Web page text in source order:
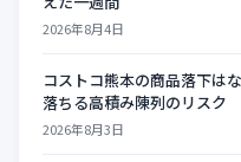
2026年8月4日
コストコ熊本の商品落下は
落ちる高積み陳列のリスク
2026年8月3日